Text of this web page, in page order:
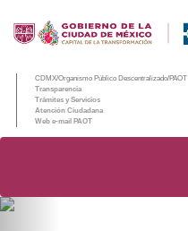
CDMX/Organismo Público Descentralizado/PAOT
Transparencia
Trámites y Servicios
Atención Ciudadana
Web e-mail PAOT